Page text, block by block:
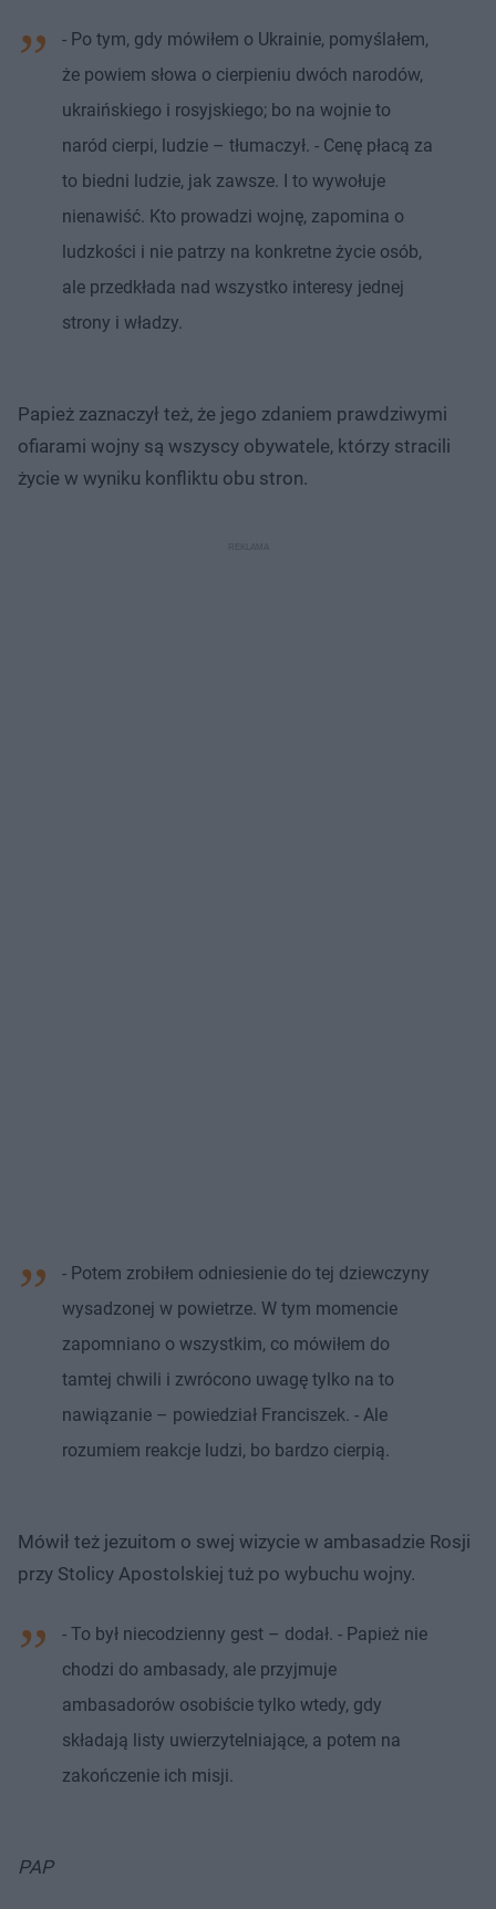
- Po tym, gdy mówiłem o Ukrainie, pomyślałem,
że powiem słowa o cierpieniu dwóch narodów,
ukraińskiego i rosyjskiego; bo na wojnie to
naród cierpi, ludzie – tłumaczył. - Cenę płacą za
to biedni ludzie, jak zawsze. I to wywołuje
nienawiść. Kto prowadzi wojnę, zapomina o
ludzkości i nie patrzy na konkretne życie osób,
ale przedkłada nad wszystko interesy jednej
strony i władzy.
Papież zaznaczył też, że jego zdaniem prawdziwymi
ofiarami wojny są wszyscy obywatele, którzy stracili
życie w wyniku konfliktu obu stron.
- Potem zrobiłem odniesienie do tej dziewczyny
wysadzonej w powietrze. W tym momencie
zapomniano o wszystkim, co mówiłem do
tamtej chwili i zwrócono uwagę tylko na to
nawiązanie – powiedział Franciszek. - Ale
rozumiem reakcje ludzi, bo bardzo cierpią.
Mówił też jezuitom o swej wizycie w ambasadzie Rosji
przy Stolicy Apostolskiej tuż po wybuchu wojny.
- To był niecodzienny gest – dodał. - Papież nie
chodzi do ambasady, ale przyjmuje
ambasadorów osobiście tylko wtedy, gdy
składają listy uwierzytelniające, a potem na
zakończenie ich misji.
PAP